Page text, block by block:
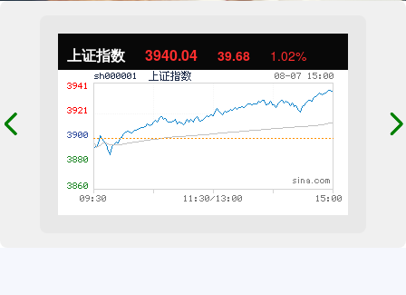
上证指数 3940.04 39.68 1.02%